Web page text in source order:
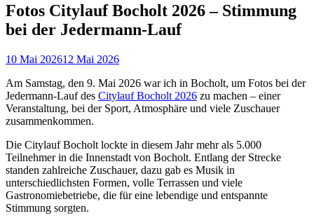
Fotos Citylauf Bocholt 2026 – Stimmung
bei der Jedermann-Lauf
10 Mai 202612 Mai 2026
Am Samstag, den 9. Mai 2026 war ich in Bocholt, um Fotos bei der
Jedermann-Lauf des Citylauf Bocholt 2026 zu machen – einer
Veranstaltung, bei der Sport, Atmosphäre und viele Zuschauer
zusammenkommen.
Die Citylauf Bocholt lockte in diesem Jahr mehr als 5.000
Teilnehmer in die Innenstadt von Bocholt. Entlang der Strecke
standen zahlreiche Zuschauer, dazu gab es Musik in
unterschiedlichsten Formen, volle Terrassen und viele
Gastronomiebetriebe, die für eine lebendige und entspannte
Stimmung sorgten.